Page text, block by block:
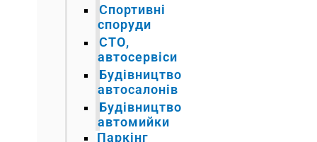
Спортивні
споруди
СТО,
автосервіси
Будівництво
автосалонів
Будівництво
автомийки
Паркінг